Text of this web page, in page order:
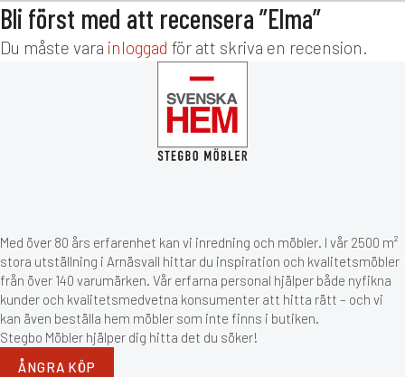
Bli först med att recensera ”Elma”
Du måste vara inloggad för att skriva en recension.
Med över 80 års erfarenhet kan vi inredning och möbler. I vår 2500 m²
stora utställning i Arnäsvall hittar du inspiration och kvalitetsmöbler
från över 140 varumärken. Vår erfarna personal hjälper både nyfikna
kunder och kvalitetsmedvetna konsumenter att hitta rätt – och vi
kan även beställa hem möbler som inte finns i butiken.
Stegbo Möbler hjälper dig hitta det du söker!
ÅNGRA KÖP